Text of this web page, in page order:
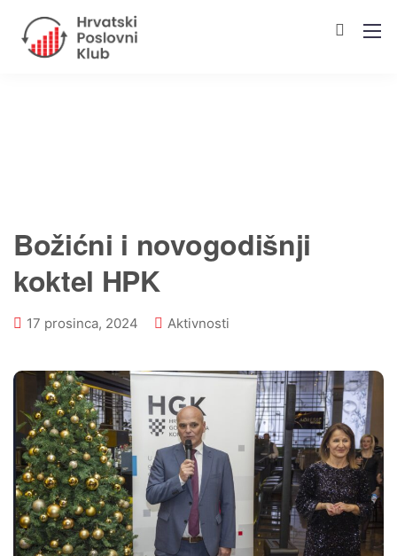
Božićni i novogodišnji
koktel HPK
17 prosinca, 2024 Aktivnosti